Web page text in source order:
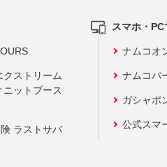
ストリーム
ットブース
ラストサバ
スマホ・
ナムコオ
ナムコパ
ガシャポ
公式スマ